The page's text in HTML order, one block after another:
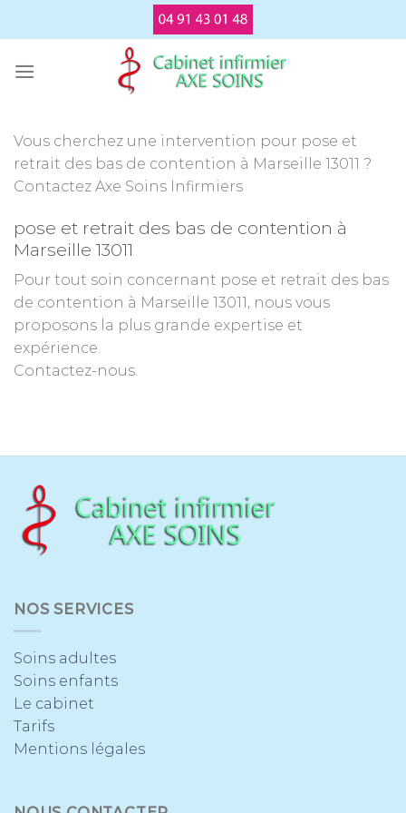
Vous cherchez une intervention pour pose et
retrait des bas de contention à Marseille 13011 ?
Contactez Axe Soins Infirmiers
pose et retrait des bas de contention à
Marseille 13011
Pour tout soin concernant pose et retrait des bas
de contention à Marseille 13011, nous vous
proposons la plus grande expertise et
expérience.
Contactez-nous.
NOS SERVICES
Soins adultes
Soins enfants
Le cabinet
Tarifs
Mentions légales